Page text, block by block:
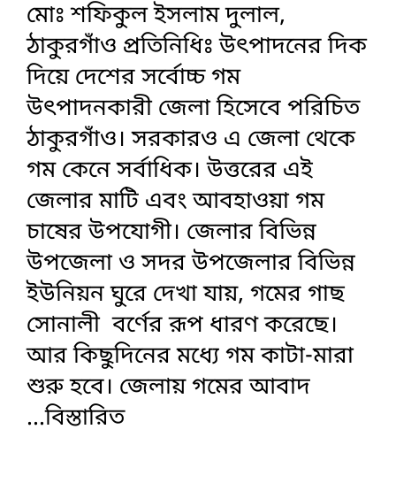
মোঃ শফিকুল ইসলাম দুলাল,
ঠাকুরগাঁও প্রতিনিধিঃ উৎপাদনের দিক
দিয়ে দেশের সর্বোচ্চ গম
উৎপাদনকারী জেলা হিসেবে পরিচিত
ঠাকুরগাঁও। সরকারও এ জেলা থেকে
গম কেনে সর্বাধিক। উত্তরের এই
জেলার মাটি এবং আবহাওয়া গম
চাষের উপযোগী। জেলার বিভিন্ন
উপজেলা ও সদর উপজেলার বিভিন্ন
ইউনিয়ন ঘুরে দেখা যায়, গমের গাছ
সোনালী বর্ণের রূপ ধারণ করেছে।
আর কিছুদিনের মধ্যে গম কাটা-মারা
শুরু হবে। জেলায় গমের আবাদ
...বিস্তারিত